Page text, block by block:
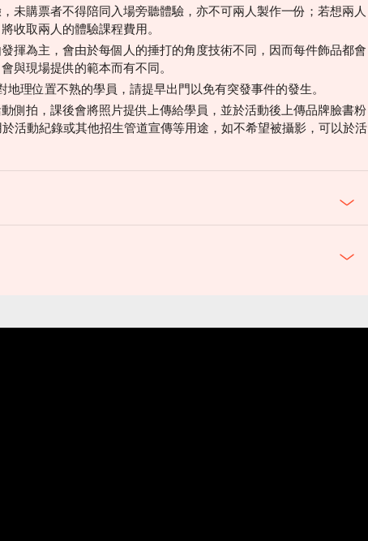
未購票者不得陪同入場旁聽體驗，亦不可兩人製作一份；若想兩人
收取兩人的體驗課程費用。
揮為主，會由於每個人的捶打的角度技術不同，因而每件飾品都會
與現場提供的範本而有不同。
地理位置不熟的學員，請提早出門以免有突發事件的發生。
動側拍，課後會將照片提供上傳給學員，並於活動後上傳品牌臉書粉
活動紀錄或其他招生管道宣傳等用途，如不希望被攝影，可以於活